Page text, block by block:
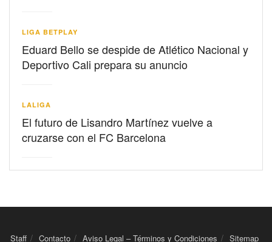
LIGA BETPLAY
Eduard Bello se despide de Atlético Nacional y
Deportivo Cali prepara su anuncio
LALIGA
El futuro de Lisandro Martínez vuelve a
cruzarse con el FC Barcelona
Staff Contacto Aviso Legal – Términos y Condiciones Sitemap